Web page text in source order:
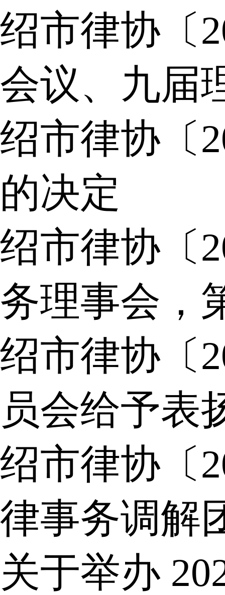
绍市律协〔
会议、九届
绍市律协〔
的决定
绍市律协〔
务理事会，
绍市律协〔
员会给予表
绍市律协〔
律事务调解
关于举办